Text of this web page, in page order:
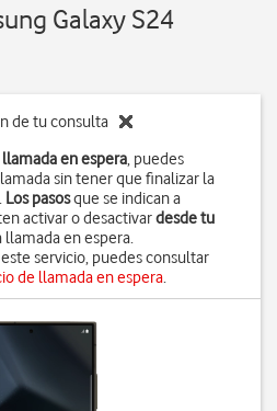
Galaxy S24
de tu consulta
llamada en espera, puedes
sin tener que finalizar la
Los pasosque se indican a
activar o desactivardesde tu
llamada en espera.
servicio, puedes consultar
de llamada en espera.